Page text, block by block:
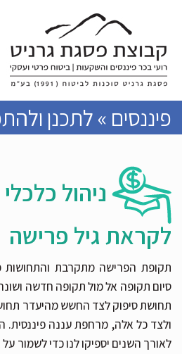
פיננסים » לתכנן
ניהול
לקראת גיל פרישה
תקופת הפרישה מתקרבת
סיום תקופה אל מול תקופה חדשה
תחושת סיפוק לצד החשש מהיעדר
ולצד כל אלה, מרחפת עננה
לאורך השנים יספיקו לנו כדי לשמור